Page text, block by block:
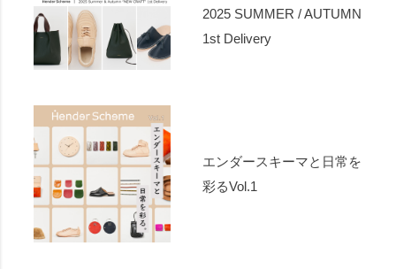
2025 SUMMER / AUTUMN
1st Delivery
エンダースキーマと日常を
彩るVol.1